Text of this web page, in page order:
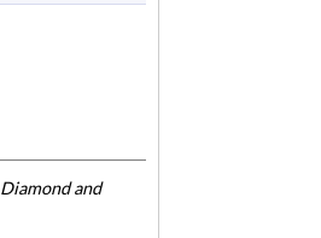
Diamond and